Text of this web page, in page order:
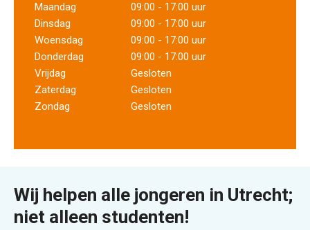
Maandag
09:00 - 17:00 uur
Dinsdag
09:00 - 17:00 uur
Woensdag
09:00 - 17:00 uur
Donderdag
09:00 - 17:00 uur
Vrijdag
Gesloten
Zaterdag
Gesloten
Zondag
Gesloten
Wij helpen alle jongeren in Utrecht;
niet alleen studenten!